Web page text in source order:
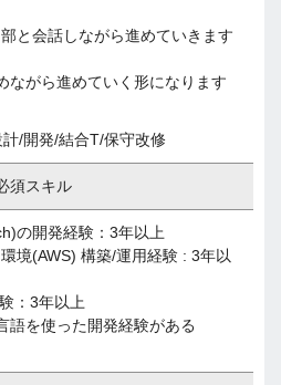
と会話しながら進めていきます
ながら進めていく形になります
/開発/結合T/保守改修
須スキル
の開発経験：3年以上
境(AWS) 構築/運用経験 : 3年以
：3年以上
語を使った開発経験がある